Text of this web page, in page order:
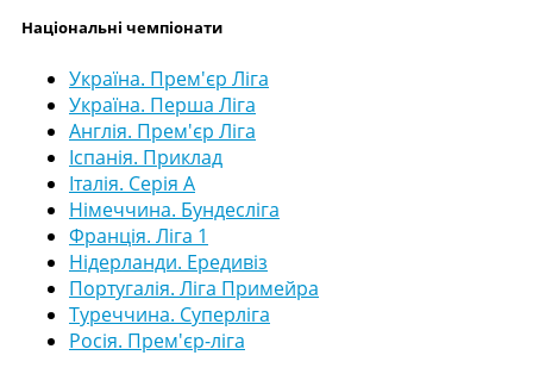
Національні чемпіонати
Україна. Прем'єр Ліга
Україна. Перша Ліга
Англія. Прем'єр Ліга
Іспанія. Приклад
Італія. Серія А
Німеччина. Бундесліга
Франція. Ліга 1
Нідерланди. Ередивіз
Португалія. Ліга Примейра
Туреччина. Суперліга
Росія. Прем'єр-ліга